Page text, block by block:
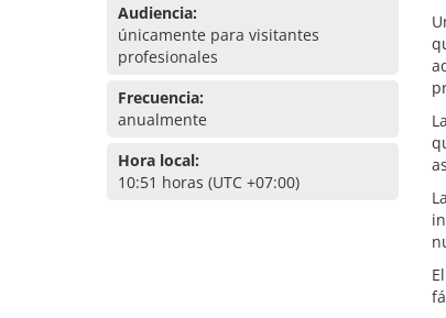
Audiencia:
únicamente para visitantes
profesionales
Frecuencia:
anualmente
Hora local:
10:51 horas (UTC +07:00)